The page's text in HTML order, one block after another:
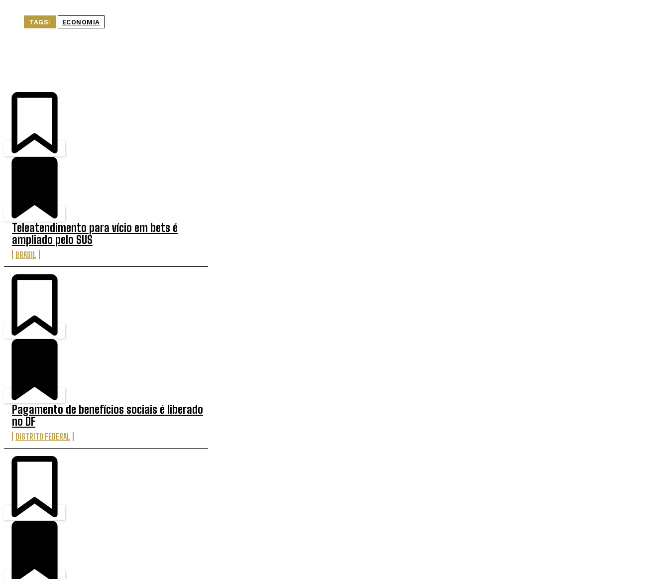
TAGS: ECONOMIA
Teleatendimento para vício em bets é
ampliado pelo SUS
BRASIL
Pagamento de benefícios sociais é liberado
no DF
DISTRITO FEDERAL